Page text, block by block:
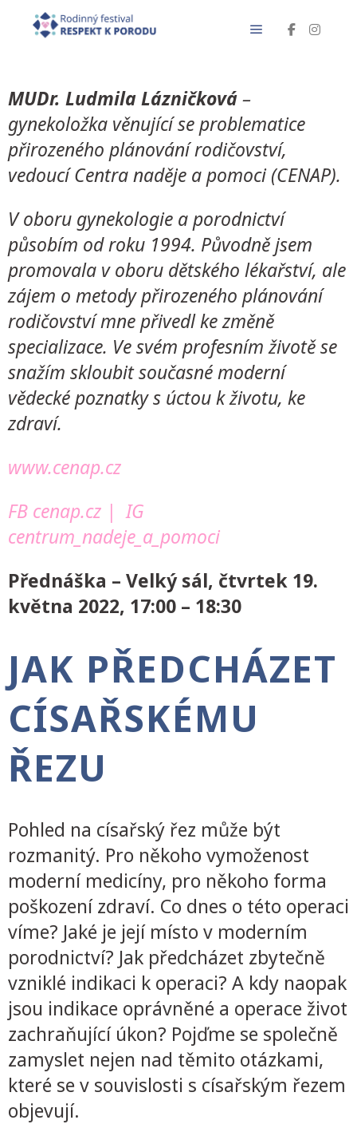
MUDr. Ludmila Lázničková–
gynekoložka věnující se problematice
přirozeného plánování rodičovství,
vedoucí Centra naděje a pomoci (CENAP).
V oboru gynekologie a porodnictví
působím od roku 1994. Původně jsem
promovala v oboru dětského lékařství, ale
zájem o metody přirozeného plánování
rodičovství mne přivedl ke změně
specializace. Ve svém profesním životě se
snažím skloubit současné moderní
vědecké poznatky s úctou k životu, ke
zdraví.
www.cenap.cz
FB cenap.cz |IG
centrum_nadeje_a_pomoci
Přednáška – Velký sál, čtvrtek 19.
května 2022, 17:00 – 18:30
JAK PŘEDCHÁZET
CÍSAŘSKÉMU
ŘEZU
Pohled na císařský řez může být
rozmanitý. Pro někoho vymoženost
moderní medicíny, pro někoho forma
poškození zdraví. Co dnes o této operaci
víme? Jaké je její místo v moderním
porodnictví? Jak předcházet zbytečně
vzniklé indikaci k operaci? A kdy naopak
jsou indikace oprávněné a operace život
zachraňující úkon? Pojďme se společně
zamyslet nejen nad těmito otázkami,
které se v souvislosti s císařským řezem
objevují.